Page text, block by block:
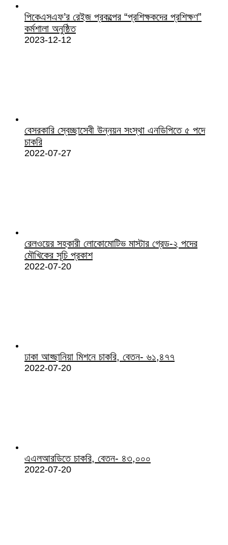
পিকেএসএফ’র রেইজ প্রকল্পের “প্রশিক্ষকদের প্রশিক্ষণ”
কর্মশালা অনুষ্ঠিত
2023-12-12
বেসরকারি স্বেচ্ছাসেবী উন্নয়ন সংস্থা এনডিপিতে ৫ পদে
চাকরি
2022-07-27
রেলওয়ের সহকারী লোকোমোটিভ মাস্টার গ্রেড-২ পদের
মৌখিকের সূচি প্রকাশ
2022-07-20
ঢাকা আহ্ছানিয়া মিশনে চাকরি, বেতন- ৬১,৪৭৭
2022-07-20
এএলআরডিতে চাকরি, বেতন- ৪৩,০০০
2022-07-20